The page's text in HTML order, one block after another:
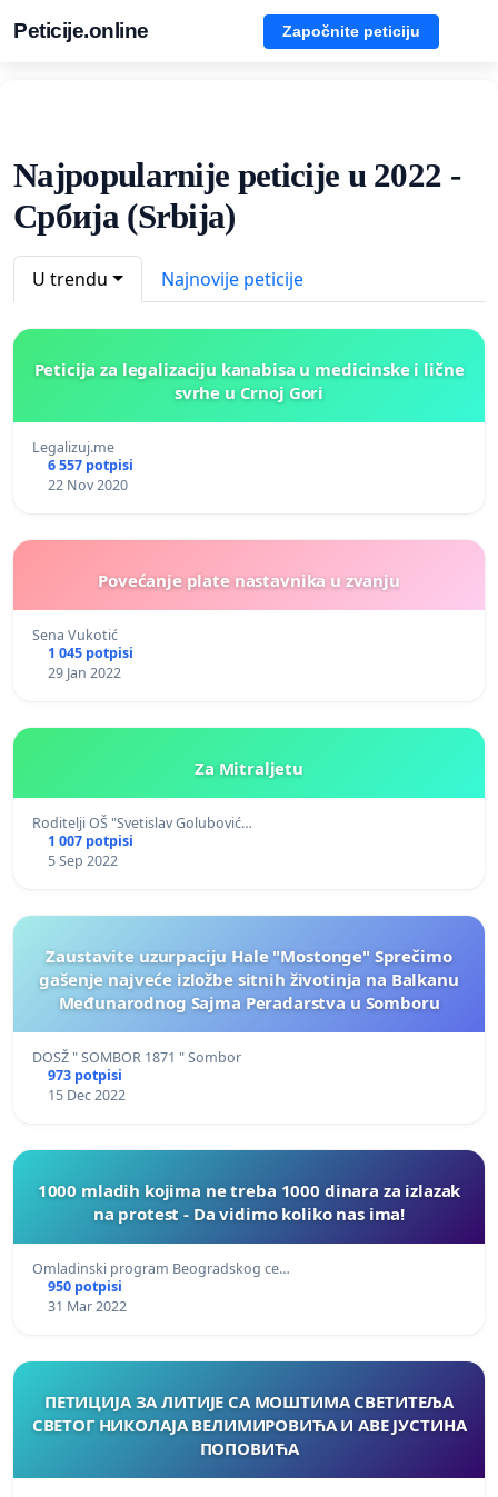
Peticije.online Započnite peticiju
Najpopularnije peticije u 2022 -
Србија (Srbija)
U trendu Najnovije peticije
Peticija za legalizaciju kanabisa u medicinske i lične
svrhe u Crnoj Gori
Legalizuj.me
6 557 potpisi
22 Nov 2020
Povećanje plate nastavnika u zvanju
Sena Vukotić
1 045 potpisi
29 Jan 2022
Za Mitraljetu
Roditelji OŠ "Svetislav Golubović…
1 007 potpisi
5 Sep 2022
Zaustavite uzurpaciju Hale "Mostonge" Sprečimo
gašenje najveće izložbe sitnih životinja na Balkanu
Međunarodnog Sajma Peradarstva u Somboru
DOSŽ " SOMBOR 1871 " Sombor
973 potpisi
15 Dec 2022
1000 mladih kojima ne treba 1000 dinara za izlazak
na protest - Da vidimo koliko nas ima!
Omladinski program Beogradskog ce…
950 potpisi
31 Mar 2022
ПЕТИЦИЈА ЗА ЛИТИЈЕ СА МОШТИМА СВЕТИТЕЉА
СВЕТОГ НИКОЛАЈА ВЕЛИМИРОВИЋА И АВЕ ЈУСТИНА
ПОПОВИЋА